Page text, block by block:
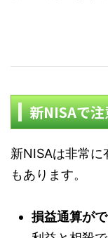
新NISAで
新NISAは非常に
もあります。
損益通算が